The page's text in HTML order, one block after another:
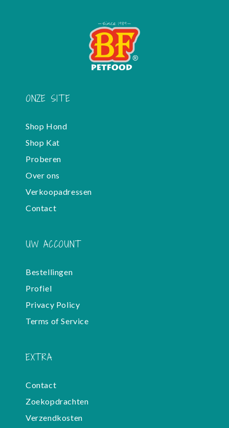
ONZE SITE
Shop Hond
Shop Kat
Proberen
Over ons
Verkoopadressen
Contact
UW ACCOUNT
Bestellingen
Profiel
Privacy Policy
Terms of Service
EXTRA
Contact
Zoekopdrachten
Verzendkosten